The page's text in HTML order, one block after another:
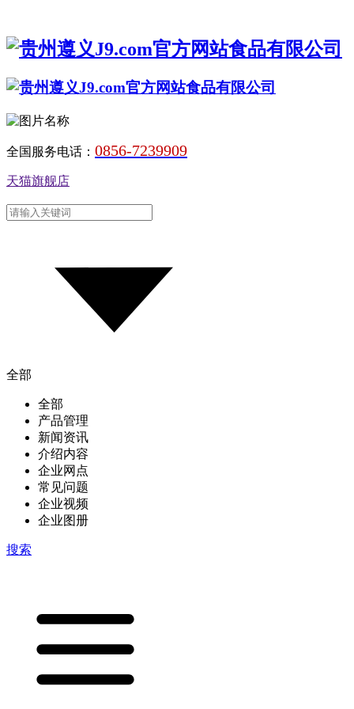
全国服务电话： 0856-7239909
天猫旗舰店
全部
全部
产品管理
新闻资讯
介绍内容
企业网点
常见问题
企业视频
企业图册
搜索